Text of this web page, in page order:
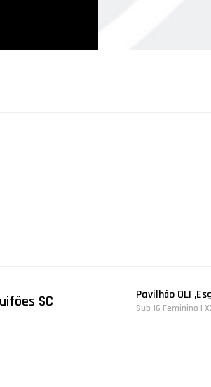
SC Pavilhão OLI
Sub 16 Feminino |